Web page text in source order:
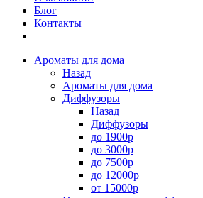
Блог
Контакты
Ароматы для дома
Назад
Ароматы для дома
Диффузоры
Назад
Диффузоры
до 1900р
до 3000р
до 7500р
до 12000р
от 15000р